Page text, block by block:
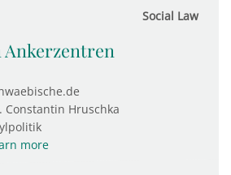
Social Law
Constantin Hruschka
more